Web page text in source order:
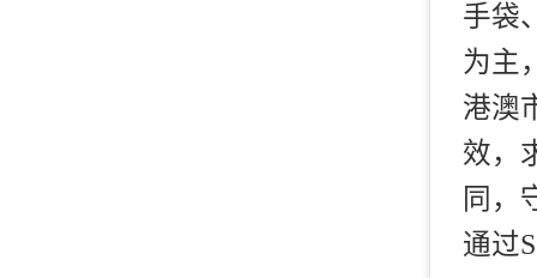
手袋
为主
港澳
效，
同，
通过